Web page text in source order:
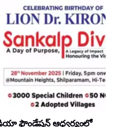
ఫౌండేషన్ ఆధ్వర్యంలో